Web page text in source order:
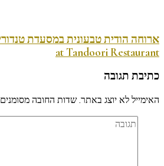
at Tandoori Restaurant
כתיבת תגובה
האימייל לא יוצג באתר.שדות החובה מסומנים